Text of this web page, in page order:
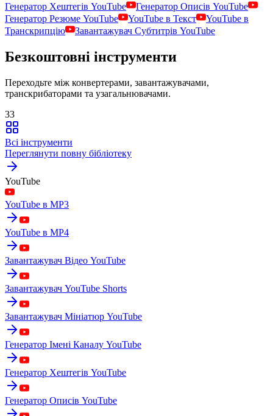
Генератор Хештегів YouTube
Генератор Описів YouTube
Генератор Резюме YouTube
YouTube в Текст
YouTube в
Транскрипцію
Завантажувач Субтитрів YouTube
Безкоштовні інструменти
Переходьте між конвертерами, завантажувачами,
транскрибаторами та узагальнювачами.
33
Всі інструменти
Переглянути повну бібліотеку
YouTube
YouTube в MP3
YouTube в MP4
Завантажувач Відео YouTube
Завантажувач YouTube Shorts
Завантажувач Мініатюр YouTube
Генератор Імені Каналу YouTube
Генератор Хештегів YouTube
Генератор Описів YouTube